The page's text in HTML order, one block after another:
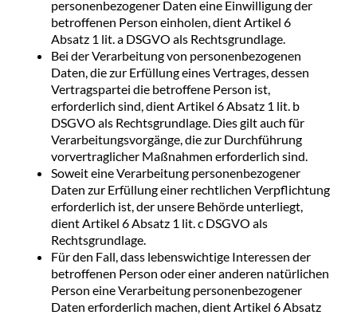
personenbezogener Daten eine Einwilligung der
betroffenen Person einholen, dient Artikel 6
Absatz 1 lit. a DSGVO als Rechtsgrundlage.
Bei der Verarbeitung von personenbezogenen
Daten, die zur Erfüllung eines Vertrages, dessen
Vertragspartei die betroffene Person ist,
erforderlich sind, dient Artikel 6 Absatz 1 lit. b
DSGVO als Rechtsgrundlage. Dies gilt auch für
Verarbeitungsvorgänge, die zur Durchführung
vorvertraglicher Maßnahmen erforderlich sind.
Soweit eine Verarbeitung personenbezogener
Daten zur Erfüllung einer rechtlichen Verpflichtung
erforderlich ist, der unsere Behörde unterliegt,
dient Artikel 6 Absatz 1 lit. c DSGVO als
Rechtsgrundlage.
Für den Fall, dass lebenswichtige Interessen der
betroffenen Person oder einer anderen natürlichen
Person eine Verarbeitung personenbezogener
Daten erforderlich machen, dient Artikel 6 Absatz